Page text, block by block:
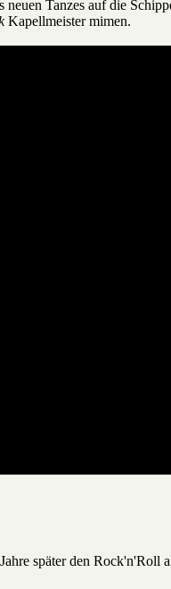
neuen Tanzes auf die
Kapellmeister mimen.
später den Rock'n'Roll